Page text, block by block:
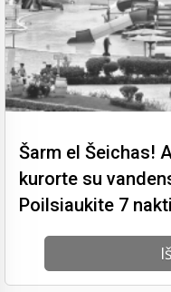
Šarm el Šeichas!
kurorte su
Poilsiaukite 7